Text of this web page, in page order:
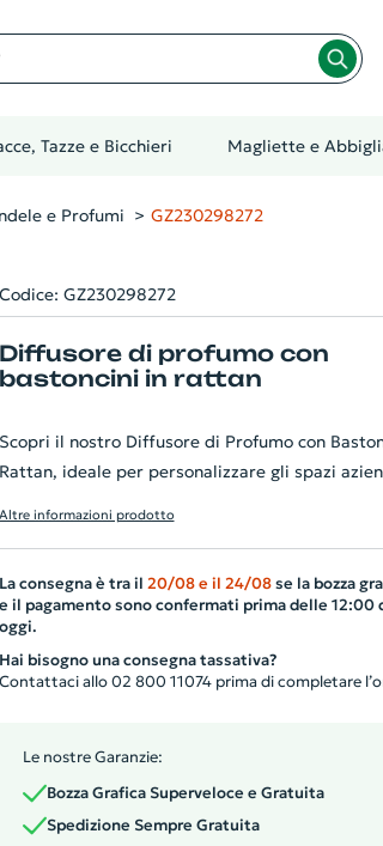
Tazze e Bicchieri Magliette e
e Profumi GZ230298272
Codice: GZ230298272
Diffusore di profumo con
bastoncini in rattan
Scopri il nostro Diffusore di Profumo con
Rattan, ideale per personalizzare gli spazi
perfettamente ai bastoncini di rattan, una
che diffonde delicatamente l'aroma dei frutti
muschio bianco. Prodotto in Europa, le
diffusore sono 55 x 55 x 90 mm, mentre la
60 x 63 x 197 mm. Nota: L'aspetto potrebbe
Altre informazioni prodotto
La consegna è tra il 20/08 e il 24/08se la bozza
e il pagamento sono confermati prima delle 12:00
oggi.
Hai bisogno una consegna tassativa?
Contattaci allo 02 800 11074 prima di completare
Le nostre Garanzie:
Bozza Grafica Superveloce e Gratuita
Spedizione Sempre Gratuita